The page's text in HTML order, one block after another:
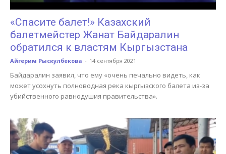
«Спасите балет!» Казахский
балетмейстер Жанат Байдаралин
обратился к властям Кыргызстана
Айгерим Рыскулбекова - 14 сентября 2021
Байдаралин заявил, что ему «очень печально видеть, как
может усохнуть полноводная река кыргызского балета из-за
убийственного равнодушия правительства».